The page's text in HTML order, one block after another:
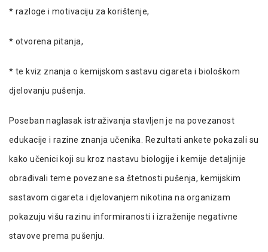
* razloge i motivaciju za korištenje,
* otvorena pitanja,
* te kviz znanja o kemijskom sastavu cigareta i biološkom
djelovanju pušenja.
Poseban naglasak istraživanja stavljen je na povezanost
edukacije i razine znanja učenika. Rezultati ankete pokazali su
kako učenici koji su kroz nastavu biologije i kemije detaljnije
obrađivali teme povezane sa štetnosti pušenja, kemijskim
sastavom cigareta i djelovanjem nikotina na organizam
pokazuju višu razinu informiranosti i izraženije negativne
stavove prema pušenju.